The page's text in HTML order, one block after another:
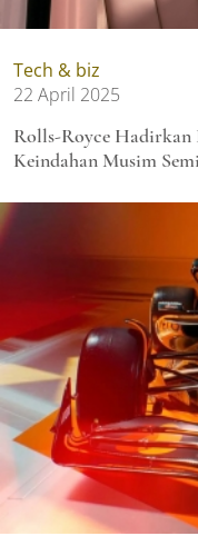
Tech & biz
22 April 2025
Rolls-Royce Hadirkan
Keindahan Musim